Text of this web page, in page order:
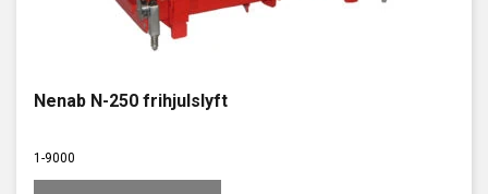
Nenab N-250 frihjulslyft
1-9000